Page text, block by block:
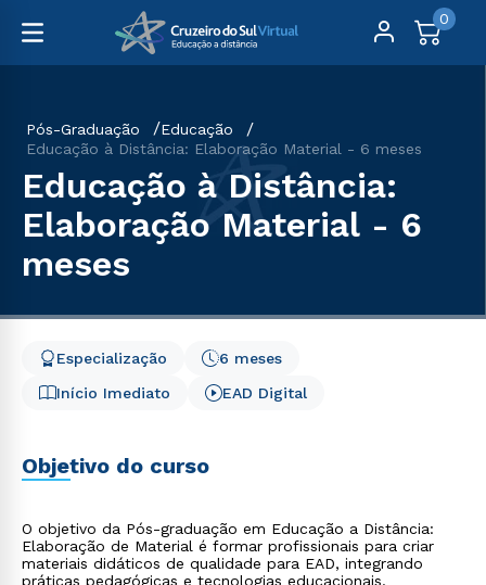
0
Pós-Graduação
Educação
Educação à Distância: Elaboração Material - 6 meses
Educação à Distância:
Elaboração Material - 6
meses
Início Imediato
6 meses
Especialização
EAD Digital
Objetivo do curso
O objetivo da Pós-graduação em Educação a Distância:
Elaboração de Material é formar profissionais para criar
materiais didáticos de qualidade para EAD, integrando
práticas pedagógicas e tecnologias educacionais.